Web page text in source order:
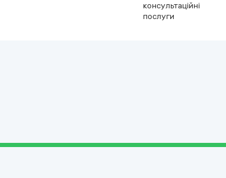
консультаційні
послуги